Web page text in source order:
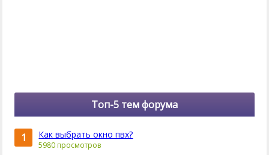
Топ-5 тем форума
1 Как выбрать окно пвх?
5980 просмотров